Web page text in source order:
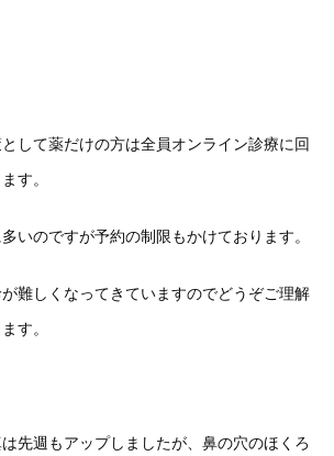
して薬だけの方は全員オンライン診療に回
す。
いのですが予約の制限もかけております。
難しくなってきていますのでどうぞご理解
す。
先週もアップしましたが、鼻の穴のほくろ